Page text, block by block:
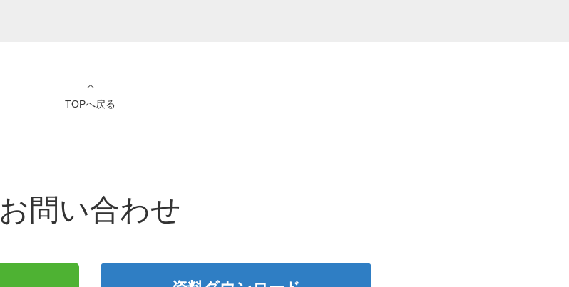
TOPへ戻る
お問い合わせ